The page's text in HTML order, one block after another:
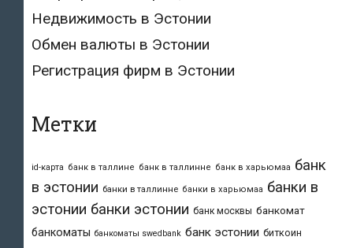
Недвижимость в Эстонии
Обмен валюты в Эстонии
Регистрация фирм в Эстонии
Метки
id-карта банк в таллине банк в таллинне банк в харьюмаа банк
в эстонии банки в таллинне банки в харьюмаа банки в
эстонии банки эстонии банк москвы банкомат
банкоматы банкоматы swedbank банк эстонии биткоин